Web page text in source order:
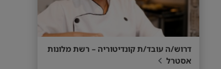
דרוש/ה עובד/ת קונדיטוריה – רשת מלונות
אסטרל